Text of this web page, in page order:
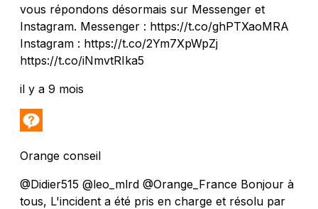
vous répondons désormais sur Messenger et
Instagram. Messenger : https://t.co/ghPTXaoMRA
Instagram : https://t.co/2Ym7XpWpZj
https://t.co/iNmvtRIka5
il y a 9 mois
Orange conseil
@Didier515 @leo_mlrd @Orange_France Bonjour à
tous, L'incident a été pris en charge et résolu par